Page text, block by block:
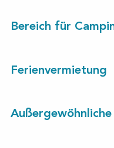
Bereich für
Ferienvermietung
uns